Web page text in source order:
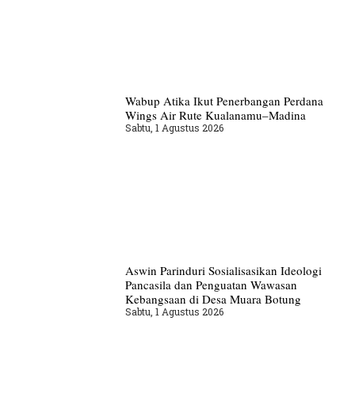
Wabup Atika Ikut Penerbangan Perdana
Wings Air Rute Kualanamu–Madina
Sabtu, 1 Agustus 2026
Aswin Parinduri Sosialisasikan Ideologi
Pancasila dan Penguatan Wawasan
Kebangsaan di Desa Muara Botung
Sabtu, 1 Agustus 2026